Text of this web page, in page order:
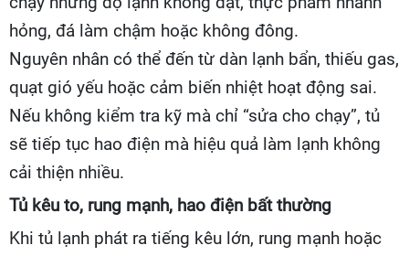
hỏng, đá làm chậm hoặc không đông.
Nguyên nhân có thể đến từ dàn lạnh bẩn, thiếu gas,
quạt gió yếu hoặc cảm biến nhiệt hoạt động sai.
Nếu không kiểm tra kỹ mà chỉ “sửa cho chạy”, tủ
sẽ tiếp tục hao điện mà hiệu quả làm lạnh không
cải thiện nhiều.
Tủ kêu to, rung mạnh, hao điện bất thường
Khi tủ lạnh phát ra tiếng kêu lớn, rung mạnh hoặc